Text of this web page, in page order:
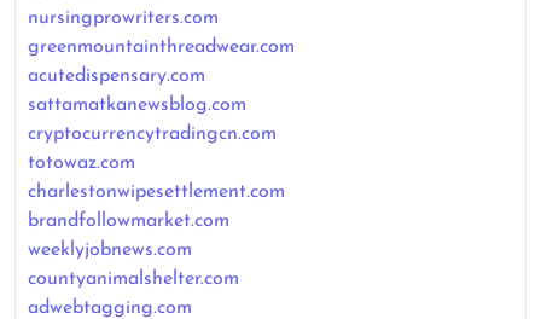
nursingprowriters.com
greenmountainthreadwear.com
acutedispensary.com
sattamatkanewsblog.com
cryptocurrencytradingcn.com
totowaz.com
charlestonwipesettlement.com
brandfollowmarket.com
weeklyjobnews.com
countyanimalshelter.com
adwebtagging.com